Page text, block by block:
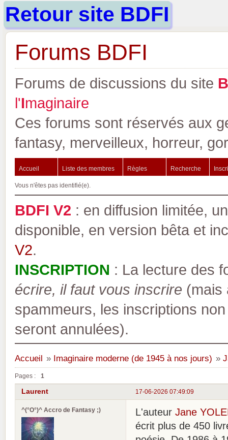
Retour site BDFI
Forums BDFI
Forums de discussions du site B
l'Imaginaire
Ces forums sont réservés aux
fantasy, merveilleux, horreur,
Accueil Liste des membres Règles Recherche
Vous n'êtes pas identifié(e).
BDFI V2 : en diffusion limitée,
disponible, en version bêta et
V2.
INSCRIPTION : La lecture des
écrire, il faut vous inscrire (mais
spammeurs, les inscriptions
seront annulées).
Accueil » Imaginaire moderne (de 1945 à nos jours) »
Pages : 1
17-06-2026 07:49:09
Laurent
^(°O°)^ Accro de Fantasy ;) L'auteur Jane
écrit plus de 450